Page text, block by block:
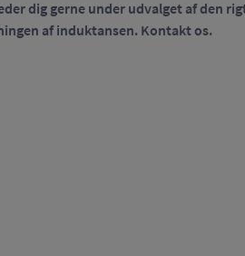
dig gerne under udvalget af den
af induktansen. Kontakt os.